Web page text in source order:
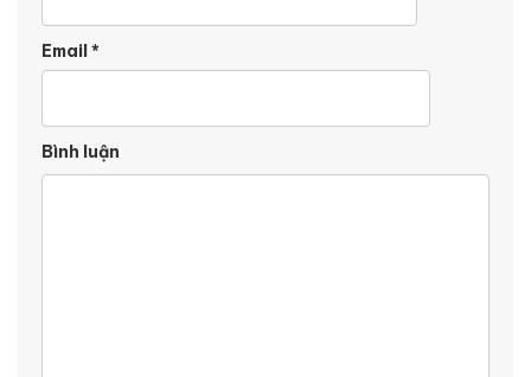
Email*
Bình luận